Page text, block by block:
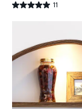
별점 5.0점 11
건 작성